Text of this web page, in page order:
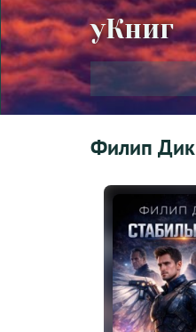
уКниг
Филип Дик